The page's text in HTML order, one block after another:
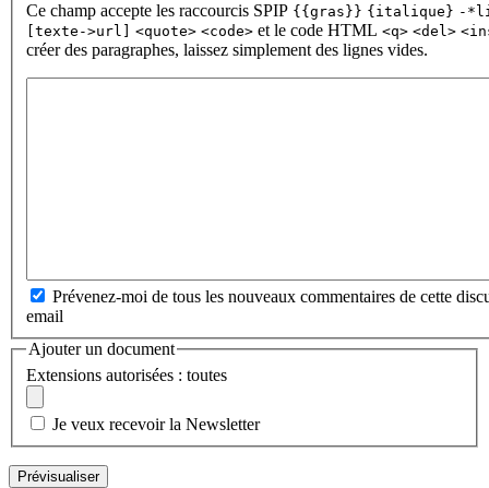
Ce champ accepte les raccourcis SPIP {{gras}} {italique} -
[texte->url]
<quote> <code> et le code HTML <q> <del>
créer des paragraphes, laissez simplement des lignes vides.
Prévenez-moi de tous les nouveaux commentaires de cette
email
Ajouter un document
Extensions autorisées : toutes
Je veux recevoir la Newsletter